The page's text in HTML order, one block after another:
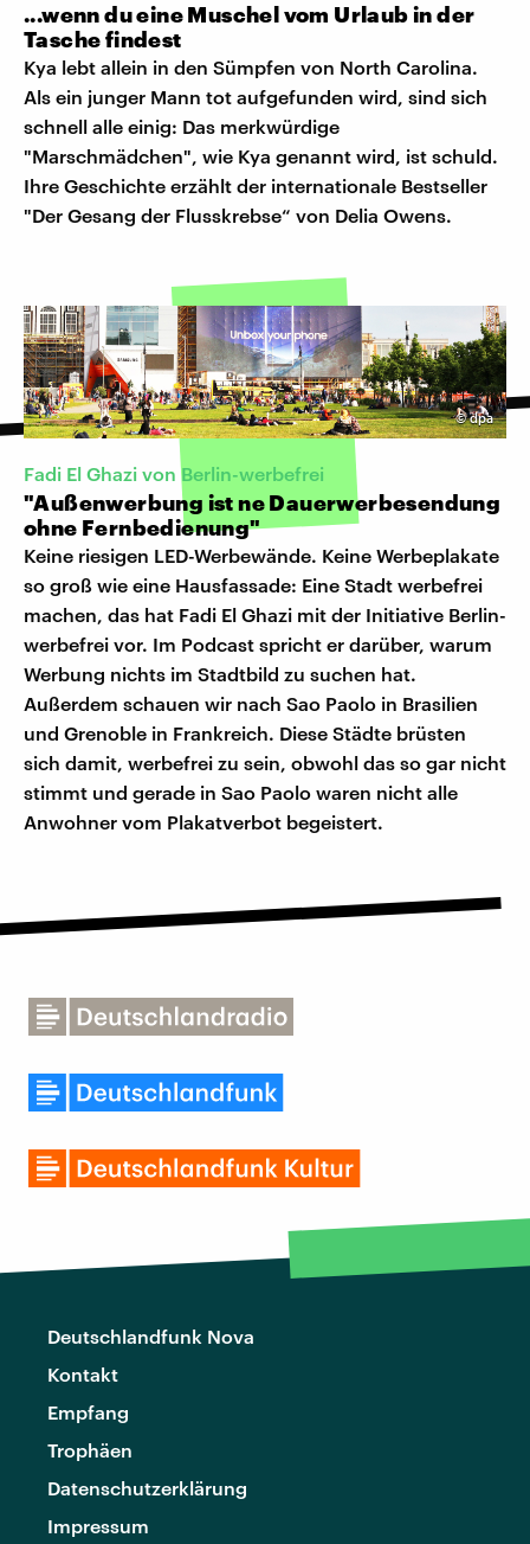
...wenn du eine Muschel vom Urlaub in der
Tasche findest
Kya lebt allein in den Sümpfen von North Carolina.
Als ein junger Mann tot aufgefunden wird, sind sich
schnell alle einig: Das merkwürdige
"Marschmädchen", wie Kya genannt wird, ist schuld.
Ihre Geschichte erzählt der internationale Bestseller
"Der Gesang der Flusskrebse“ von Delia Owens.
©dpa
Fadi El Ghazi von Berlin-werbefrei
"Außenwerbung ist ne Dauerwerbesendung
ohne Fernbedienung"
Keine riesigen LED-Werbewände. Keine Werbeplakate
so groß wie eine Hausfassade: Eine Stadt werbefrei
machen, das hat Fadi El Ghazi mit der Initiative Berlin-
werbefrei vor. Im Podcast spricht er darüber, warum
Werbung nichts im Stadtbild zu suchen hat.
Außerdem schauen wir nach Sao Paolo in Brasilien
und Grenoble in Frankreich. Diese Städte brüsten
sich damit, werbefrei zu sein, obwohl das so gar nicht
stimmt und gerade in Sao Paolo waren nicht alle
Anwohner vom Plakatverbot begeistert.
Deutschlandfunk Nova
Kontakt
Empfang
Trophäen
Datenschutzerklärung
Impressum